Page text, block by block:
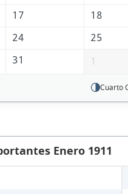
17 18
24 25
31 1
Cuarto
Enero 1911